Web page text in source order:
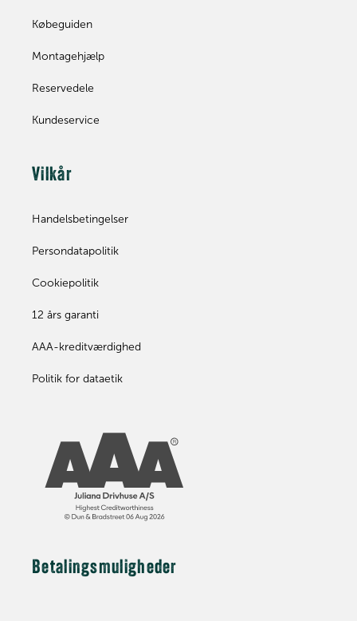
Købeguiden
Montagehjælp
Reservedele
Kundeservice
Vilkår
Handelsbetingelser
Persondatapolitik
Cookiepolitik
12 års garanti
AAA-kreditværdighed
Politik for dataetik
Betalingsmuligheder